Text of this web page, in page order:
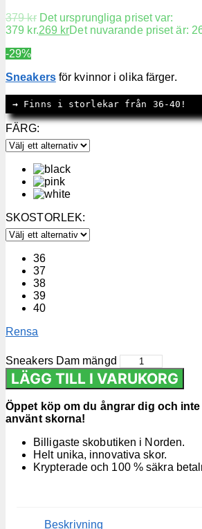
379kr Det ursprungliga priset var:
379 kr.269 krDet nuvarande priset är:
-29%
Sneakersför kvinnor i olika färger.
→ Finns i storlekar från 36-40!
FÄRG:
SKOSTORLEK:
36
37
38
39
40
Rensa
Sneakers Dam mängd
LÄGG TILL I VARUKORG
Öppet köp om du ångrar dig och
använt skorna!
Billigaste skobutiken i Norden.
Helt unika, innovativa skor.
Krypterade och 100 % säkra
Beskrivning